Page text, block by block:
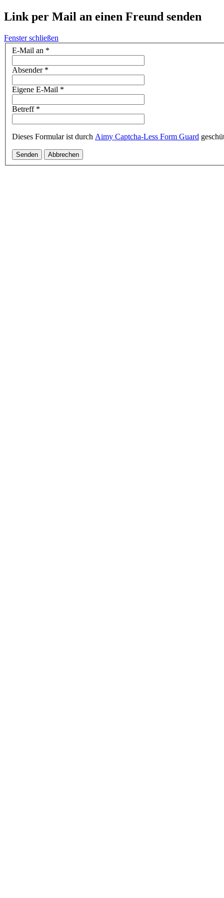
Link per Mail an einen Freund senden
Fenster schließen
E-Mail an *
Absender*
Eigene E-Mail *
Betreff*
Dieses Formular ist durch Aimy Captcha-Less Form Guard
Senden Abbrechen